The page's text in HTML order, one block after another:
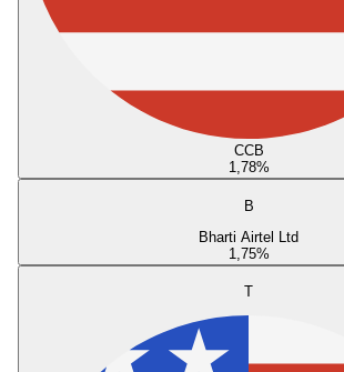
CCB
1,78%
B
Bharti Airtel Ltd
1,75%
T